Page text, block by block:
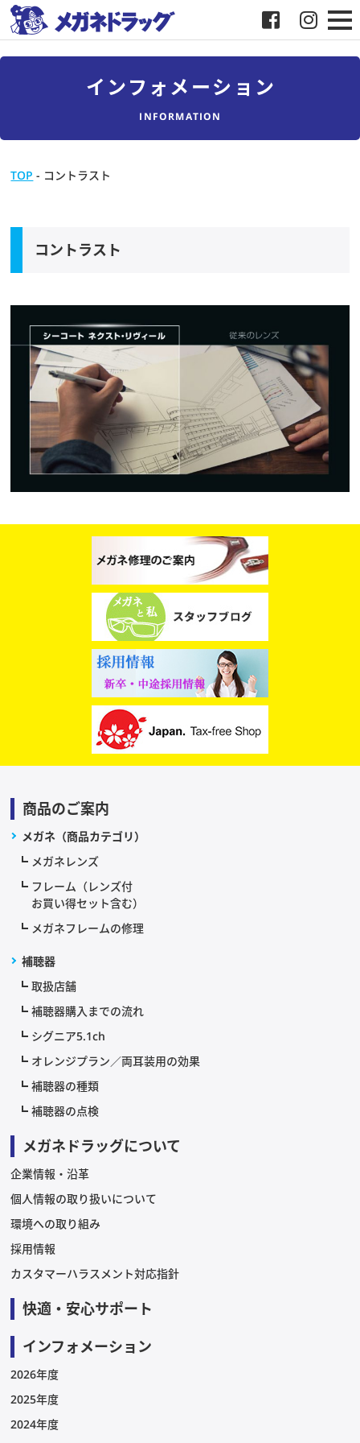
メガネドラッグについて
メディア協力
スタッフブログ
インフォメーション
INFORMATION
TOP - コントラスト
コントラスト
商品のご案内
メガネ（商品カテゴリ）
メガネレンズ
フレーム（レンズ付
お買い得セット含む）
メガネフレームの修理
補聴器
取扱店舗
補聴器購入までの流れ
シグニア5.1ch
オレンジプラン／両耳装用の効果
補聴器の種類
補聴器の点検
メガネドラッグについて
企業情報・沿革
個人情報の取り扱いについて
環境への取り組み
採用情報
カスタマーハラスメント対応指針
快適・安心サポート
インフォメーション
2026年度
2025年度
2024年度